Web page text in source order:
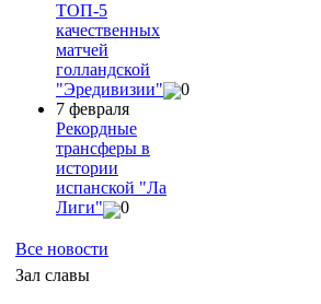
ТОП-5
качественных
матчей
голландской
"Эредивизии"
0
7 февраля
Рекордные
трансферы в
истории
испанской "Ла
Лиги"
0
Все новости
Зал славы